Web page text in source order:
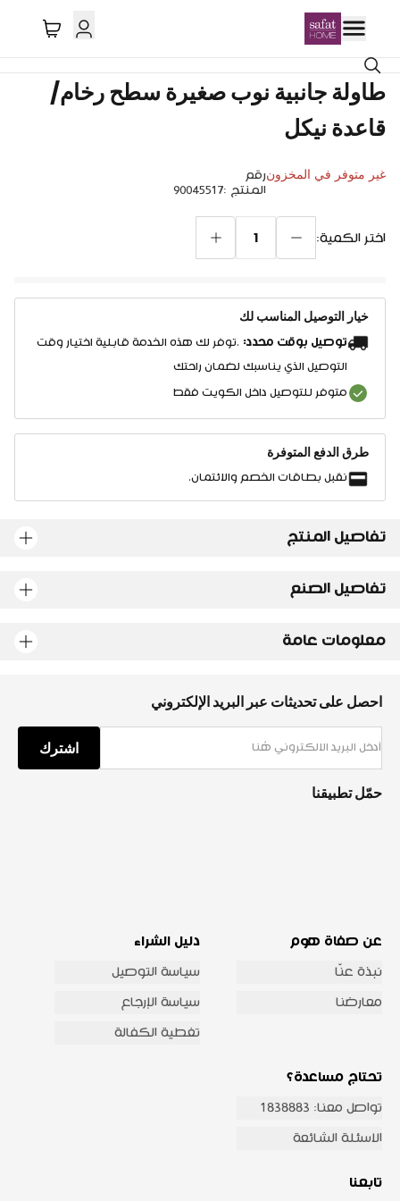
طاولة جانبية نوب صغيرة سطح رخام/
قاعدة نيكل
غير متوفر في المخزونرقم
المنتج :
90045517
اختر الكمية: 1
خيار التوصيل المناسب لك
توصيل بوقت محدد: .توفر لك هذه الخدمة قابلية اختيار وقت
التوصيل الذي يناسبك لضمان راحتك
متوفر للتوصيل داخل الكويت فقط
طرق الدفع المتوفرة
نقبل بطاقات الخصم والائتمان.
تفاصيل المنتج
تفاصيل الصنع
معلومات عامة
احصل على تحديثات عبر البريد الإلكتروني
اشترك
حمّل تطبيقنا
عن صفاة هوم
نبذة عنّا
معارضنا
دليل الشراء
سياسة التوصيل
سياسة الإرجاع
تغطية الكفالة
تحتاج مساعدة؟
تواصل معنا: 1838883
الاسئلة الشائعة
تابعنا